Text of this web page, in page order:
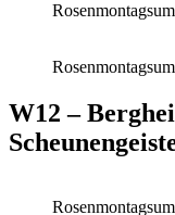
W12 –